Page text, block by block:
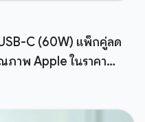
C (60W) แพ็กคู่ลด
ภาพ Apple ในราคา